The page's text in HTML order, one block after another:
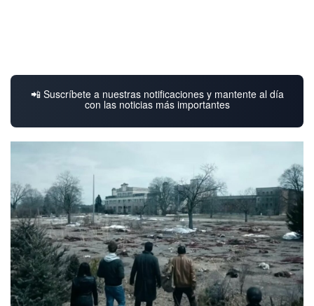
📲 Suscríbete a nuestras notificaciones y mantente al día
con las noticias más importantes